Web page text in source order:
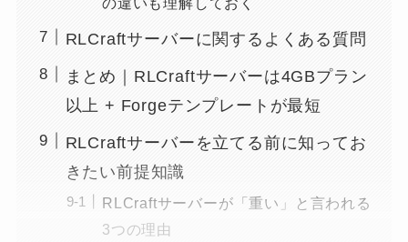
RLCraftサーバーに関するよくある質問
まとめ｜RLCraftサーバーは4GBプラン
以上 + Forgeテンプレートが最短
RLCraftサーバーを立てる前に知ってお
きたい前提知識
RLCraftサーバーが「重い」と言われる
3つの理由